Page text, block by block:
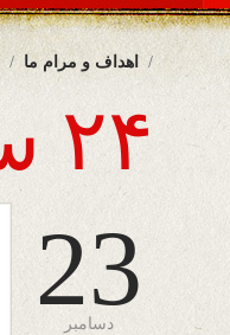
اهداف و مرام ما
۲۴ ساعت
23
دسامبر